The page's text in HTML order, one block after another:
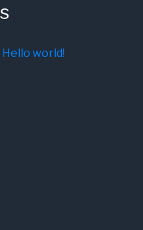
Hello world!